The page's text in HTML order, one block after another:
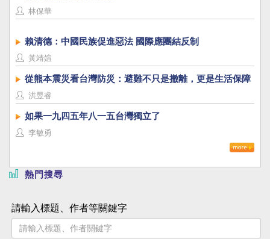
林保華
賴清德：中國民族促進惡法 國際應團結反制
黃靖媗
從熊本震災看台灣防災：避難不只是撤離，更是生活保障
洪昱睿
如果一九四五年八一五台灣獨立了
李敏勇
熱門搜尋
請輸入標題、作者等關鍵字